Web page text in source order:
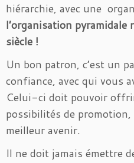
hiérarchie, avec une
l’organisation pyramidale
siècle !
Un bon patron, c’est un
confiance, avec qui vous
Celui-ci doit pouvoir
possibilités de
meilleur avenir.
Il ne doit jamais émettre